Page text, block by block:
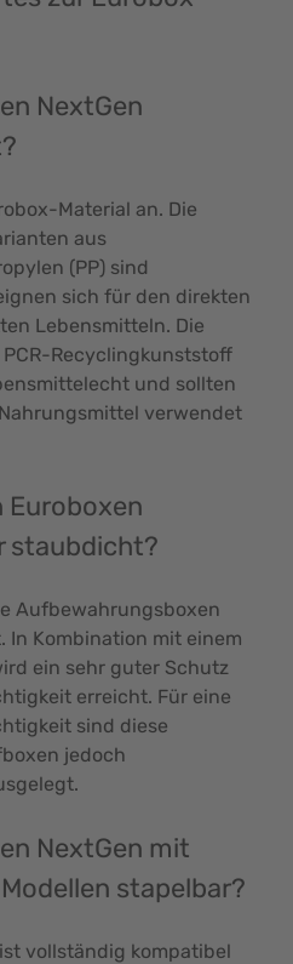
NextGen
Material an. Die
aus
(PP) sind
sich für den direkten
Lebensmitteln. Die
Recyclingkunststoff
und sollten
verwendet
Euroboxen
staubdicht?
Aufbewahrungsboxen
In Kombination mit einem
ein sehr guter Schutz
erreicht. Für eine
sind diese
jedoch
NextGen mit
stapelbar?
vollständig kompatibel